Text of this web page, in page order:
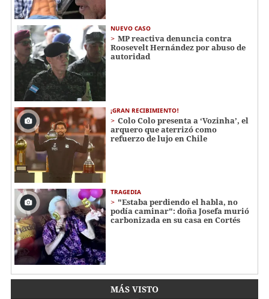
NUEVO CASO
MP reactiva denuncia contra
Roosevelt Hernández por abuso de
autoridad
¡GRAN RECIBIMIENTO!
Colo Colo presenta a ‘Vozinha’, el
arquero que aterrizó como
refuerzo de lujo en Chile
TRAGEDIA
"Estaba perdiendo el habla, no
podía caminar": doña Josefa murió
carbonizada en su casa en Cortés
MÁS VISTO